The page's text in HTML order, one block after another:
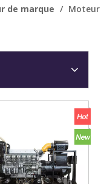
de marque / Moteur